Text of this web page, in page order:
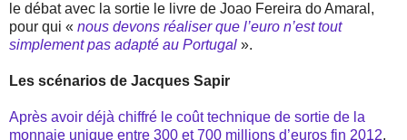
le débat avec la sortie le livre de Joao Fereira do Amaral,
pour qui « nous devons réaliser que l’euro n’est tout
simplement pas adapté au Portugal ».
Les scénarios de Jacques Sapir
Après avoir déjà chiffré le coût technique de sortie de la
monnaie unique entre 300 et 700 millions d’euros fin 2012,